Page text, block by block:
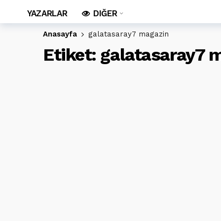
YAZARLAR
DIĞER
Anasayfa galatasaray7 magazin
Etiket: galatasaray7